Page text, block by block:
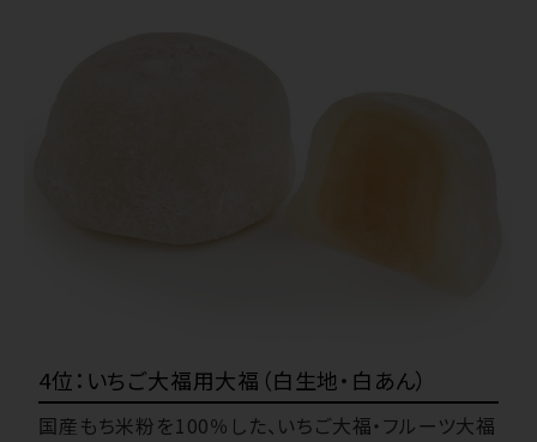
4位：いちご大福用大福（白生地・白あん）
国産もち米粉を100％した、いちご大福・フルーツ大福